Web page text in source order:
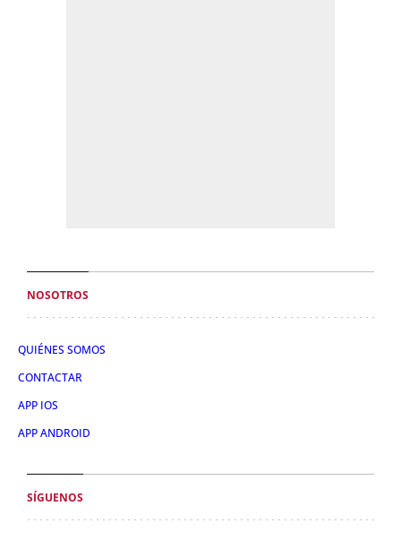
NOSOTROS
QUIÉNES SOMOS
CONTACTAR
APP IOS
APP ANDROID
SÍGUENOS